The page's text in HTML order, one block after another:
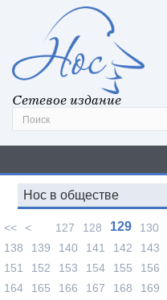
Сетевое издание
Нос в обществе
<< < 127 128 129 130
138
139 140 141 142 143
151
152 153 154 155 156
164
165 166 167 168 169